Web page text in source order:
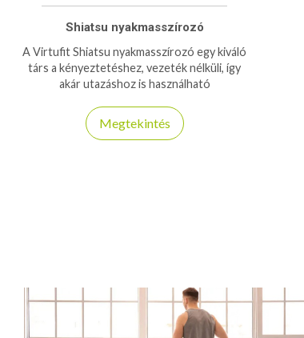
Shiatsu nyakmasszírozó
A Virtufit Shiatsu nyakmasszírozó egy kiváló
társ a kényeztetéshez, vezeték nélküli, így
akár utazáshoz is használható
Megtekintés